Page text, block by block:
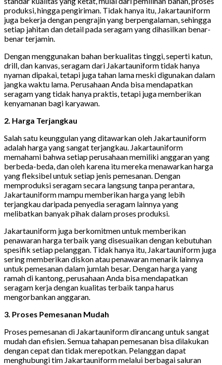
produksi, hingga pengiriman. Tidak hanya itu, Jakartauniform
juga bekerja dengan pengrajin yang berpengalaman, sehingga
setiap jahitan dan detail pada seragam yang dihasilkan benar-
benar terjamin.
Dengan menggunakan bahan berkualitas tinggi, seperti katun,
drill, dan kanvas, seragam dari Jakartauniform tidak hanya
nyaman dipakai, tetapi juga tahan lama meski digunakan dalam
jangka waktu lama. Perusahaan Anda bisa mendapatkan
seragam yang tidak hanya praktis, tetapi juga memberikan
kenyamanan bagi karyawan.
2. Harga Terjangkau
Salah satu keunggulan yang ditawarkan oleh Jakartauniform
adalah harga yang sangat terjangkau. Jakartauniform
memahami bahwa setiap perusahaan memiliki anggaran yang
berbeda-beda, dan oleh karena itu mereka menawarkan harga
yang fleksibel untuk setiap jenis pemesanan. Dengan
memproduksi seragam secara langsung tanpa perantara,
Jakartauniform mampu memberikan harga yang lebih
terjangkau daripada penyedia seragam lainnya yang
melibatkan banyak pihak dalam proses produksi.
Jakartauniform juga berkomitmen untuk memberikan
penawaran harga terbaik yang disesuaikan dengan kebutuhan
spesifik setiap pelanggan. Tidak hanya itu, Jakartauniform juga
sering memberikan diskon atau penawaran menarik lainnya
untuk pemesanan dalam jumlah besar. Dengan harga yang
ramah di kantong, perusahaan Anda bisa mendapatkan
seragam kerja dengan kualitas terbaik tanpa harus
mengorbankan anggaran.
3. Proses Pemesanan Mudah
Proses pemesanan di Jakartauniform dirancang untuk sangat
mudah dan efisien. Semua tahapan pemesanan bisa dilakukan
dengan cepat dan tidak merepotkan. Pelanggan dapat
menghubungi tim Jakartauniform melalui berbagai saluran